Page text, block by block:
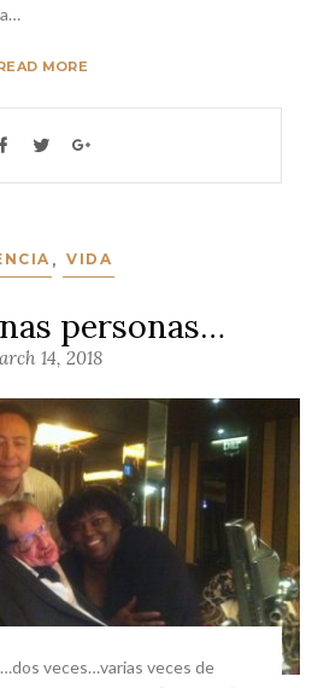
MORE
, VIDA
personas…
14, 2018
veces…varias veces de